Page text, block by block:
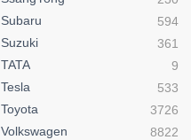
Subaru
594
Suzuki
361
TATA
9
Tesla
533
Toyota
3726
Volkswagen
8822